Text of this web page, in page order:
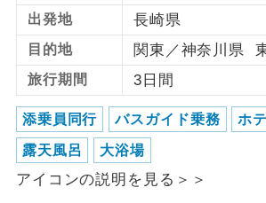
出発地 長崎県
目的地 関東／神奈川県
旅行期間 3日間
添乗員同行 バスガイド乗務 ホ
露天風呂 大浴場
アイコンの説明を見る＞＞
航空会社指定
利用航空会社が指定
画にとても便利です
ホテル指定
ご紹介するホテルを
す。
おひとり様バ
ス2席利用
おひとり様でバス席